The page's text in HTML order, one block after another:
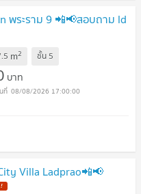
พระราม 9 📲📢สอบถาม ld
m2 ชั้น 5
บาท
08/08/2026 17:00:00
Villa Ladprao📲📢
!